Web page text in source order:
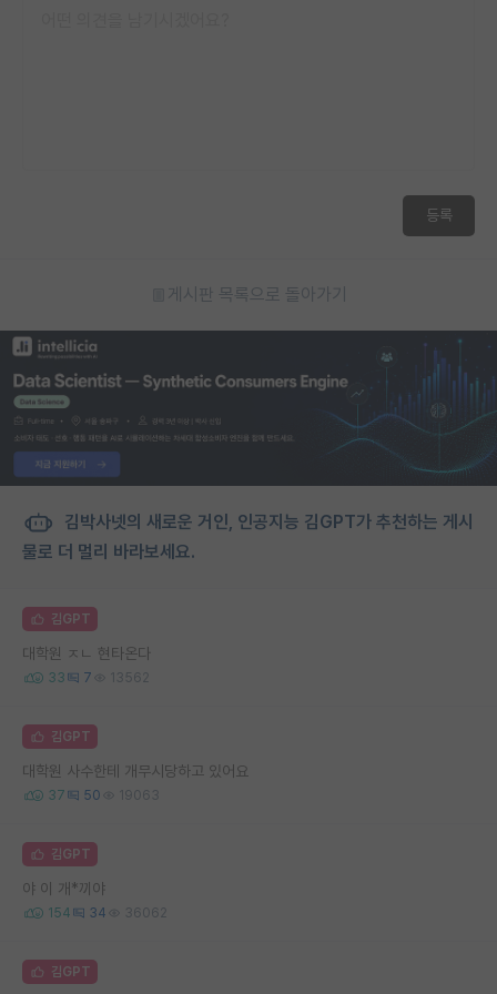
등록
게시판 목록으로 돌아가기
김박사넷의 새로운 거인, 인공지능 김GPT가 추천하는 게시
물로 더 멀리 바라보세요.
김GPT
대학원 ㅈㄴ 현타온다
33 7 13562
김GPT
대학원 사수한테 개무시당하고 있어요
37 50 19063
김GPT
야 이 개*끼야
154 34 36062
김GPT